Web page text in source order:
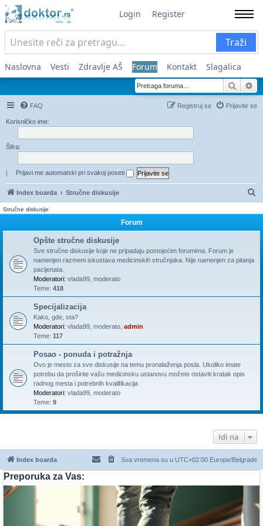
Login Register
Traži
Naslovna Vesti Zdravlje AŠ Forum Kontakt Slagalica
FAQ Prijavite se
Registruj se
Korisničko ime:
Šifra:
| Prijavi me automatski pri svakoj poseti
Index boarda Stručne diskusije
Stručne diskusije
Forum
Opšte stručne diskusije
Sve stručne diskusije koje ne pripadaju postojećim forumima. Forum je
namenjen razmeni iskustava medicinskih stručnjaka. Nije namenjen za pitanja
pacijenata.
Moderatori: vlada99 moderato
Teme: 418
Specijalizacija
Kako, gde, sta?
Moderatori: vlada99 moderato admin
Teme: 117
Posao - ponuda i potražnja
Ovo je mesto za sve diskusije na temu pronalaženja posla. Ukoliko imate
potrebu da proširite vašu medicinsku ustanovu možete ostaviti kratak opis
radnog mesta i potrebnih kvalifikacija
Moderatori: vlada99 moderato
Teme: 9
Idi na
Index boarda Sva vremena su u UTC+02:00 Europe/Belgrade
Preporuka za Vas: